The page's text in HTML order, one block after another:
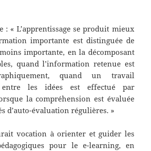
: « L’apprentissage se produit mieux
importante est distinguée de
importante, en la décomposant
quand l’information retenue est
quand un travail
entre les idées est effectué par
la compréhension est évaluée
d’auto-évaluation régulières. »
vocation à orienter et guider les
pour le e-learning, en